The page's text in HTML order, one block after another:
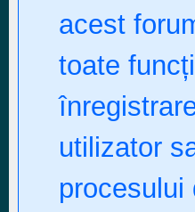
acest
toate
utilizator